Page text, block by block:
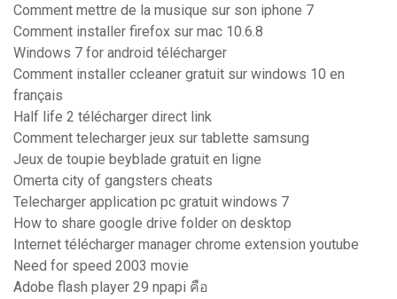
Comment mettre de la musique sur son iphone 7
Comment installer firefox sur mac 10.6.8
Windows 7 for android télécharger
Comment installer ccleaner gratuit sur windows 10 en
français
Half life 2 télécharger direct link
Comment telecharger jeux sur tablette samsung
Jeux de toupie beyblade gratuit en ligne
Omerta city of gangsters cheats
Telecharger application pc gratuit windows 7
How to share google drive folder on desktop
Internet télécharger manager chrome extension youtube
Need for speed 2003 movie
Adobe flash player 29 npapi คือ